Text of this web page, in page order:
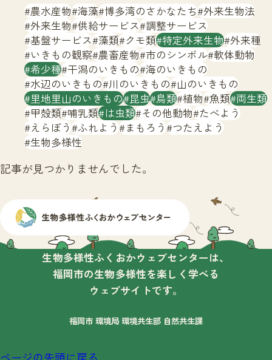
文字サイズ 小 中 大
生物多様性ふくおかウェブセンターとは
サイトマップ
農水産物 海藻 博多湾のさかなたち 外来生物法
外来生物 供給サービス 調整サービス
基盤サービス 藻類 クモ類 特定外来生物 外来種
いきもの観察 農畜産物 市のシンボル 軟体動物
希少種 干潟のいきもの 海のいきもの
水辺のいきもの 川のいきもの 山のいきもの
里地里山のいきもの 昆虫 鳥類 植物 魚類 両生類
甲殻類 哺乳類 は虫類 その他動物 たべよう
えらぼう ふれよう まもろう つたえよう
生物多様性
記事が見つかりませんでした。
生物多様性ふくおかウェブセンターは、
福岡市の生物多様性を楽しく学べる
ウェブサイトです。
福岡市 環境局 環境共生部 自然共生課